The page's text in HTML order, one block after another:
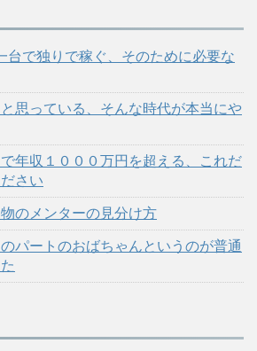
で独りで稼ぐ、そのために必要な
思っている、そんな時代が本当にや
年収１０００万円を超える、これだ
さい
のメンターの見分け方
パートのおばちゃんというのが普通